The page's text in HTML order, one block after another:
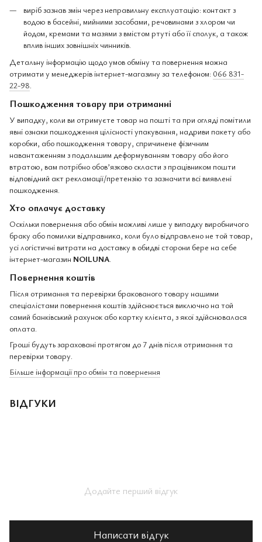
виріб зазнав змін через неправильну експлуатацію: контакт з
водою в басейні, мийними засобами, речовинами з хлором чи
йодом, кремами та мазями з вмістом ртуті або її сполук, а також
вплив інших зовнішніх чинників.
Детальну інформацію щодо умов обміну та повернення можна
отримати у менеджерів інтернет-магазину за телефоном: 066 831-
22-98.
Пошкодження товару при отриманні
У випадку, коли ви отримуєте товар на пошті та при огляді помітили
явні ознаки пошкодження цілісності упакування, надриви пакету або
коробки, або пошкодження товару, спричинене фізичним
навантаженням з подальшим деформуванням товару або його
втратою, вам потрібно обов’язково скласти з працівником пошти
відповідний акт рекламації/претензію та зазначити всі виявлені
пошкодження.
Хто оплачує доставку
Оскільки повернення або обмін можливі лише у випадку виробничого
браку або помилки відправника, коли було відправлено не той товар,
усі логістичні витрати на доставку в обидві сторони бере на себе
інтернет-магазин NOILUNA.
Повернення коштів
Після отримання та перевірки бракованого товару нашими
спеціалістами повернення коштів здійснюється виключно на той
самий банківський рахунок або картку клієнта, з якої здійснювалася
оплата.
Гроші будуть зараховані протягом до 7 днів після отримання та
перевірки товару.
Більше інформації про обмін та повернення
ВІДГУКИ
Додайте перший відгук
Написати відгук